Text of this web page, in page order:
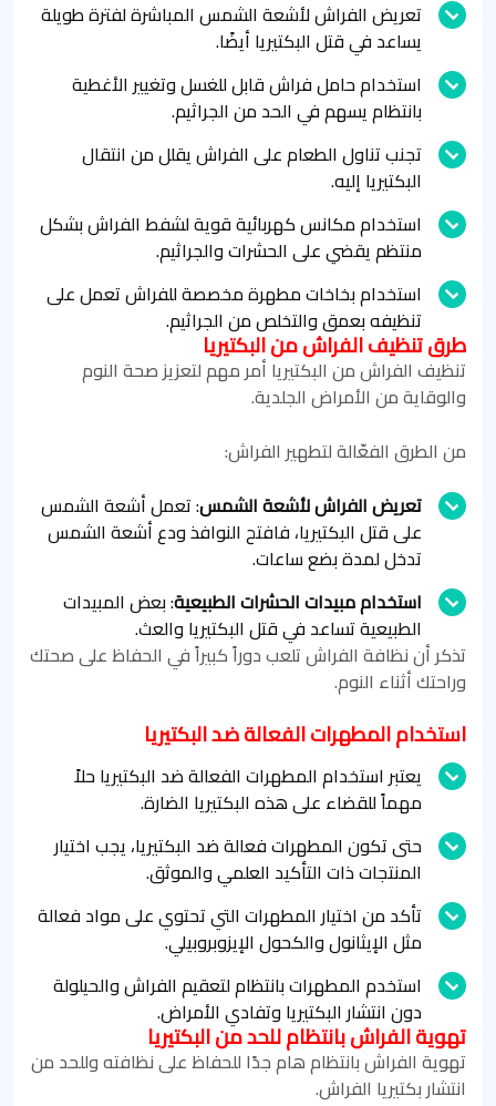
تعريض الفراش لأشعة الشمس المباشرة لفترة طويلة
يساعد في قتل البكتيريا أيضًا.
استخدام حامل فراش قابل للغسل وتغيير الأغطية
بانتظام يسهم في الحد من الجراثيم.
تجنب تناول الطعام على الفراش يقلل من انتقال
البكتيريا إليه.
استخدام مكانس كهربائية قوية لشفط الفراش بشكل
منتظم يقضي على الحشرات والجراثيم.
استخدام بخاخات مطهرة مخصصة للفراش تعمل على
تنظيفه بعمق والتخلص من الجراثيم.
طرق تنظيف الفراش من البكتيريا
تنظيف الفراش من البكتيريا أمر مهم لتعزيز صحة النوم
والوقاية من الأمراض الجلدية.
من الطرق الفعّالة لتطهير الفراش:
تعريض الفراش لأشعة الشمس: تعمل أشعة الشمس
على قتل البكتيريا، فافتح النوافذ ودع أشعة الشمس
تدخل لمدة بضع ساعات.
استخدام مبيدات الحشرات الطبيعية: بعض المبيدات
الطبيعية تساعد في قتل البكتيريا والعث.
تذكر أن نظافة الفراش تلعب دوراً كبيراً في الحفاظ على صحتك
وراحتك أثناء النوم.
استخدام المطهرات الفعالة ضد البكتيريا
يعتبر استخدام المطهرات الفعالة ضد البكتيريا حلاً
مهماً للقضاء على هذه البكتيريا الضارة.
حتى تكون المطهرات فعالة ضد البكتيريا، يجب اختيار
المنتجات ذات التأكيد العلمي والموثق.
تأكد من اختيار المطهرات التي تحتوي على مواد فعالة
مثل الإيثانول والكحول الإيزوبروبيلي.
استخدم المطهرات بانتظام لتعقيم الفراش والحيلولة
دون انتشار البكتيريا وتفادي الأمراض.
تهوية الفراش بانتظام للحد من البكتيريا
تهوية الفراش بانتظام هام جدًا للحفاظ على نظافته وللحد من
انتشار بكتيريا الفراش.